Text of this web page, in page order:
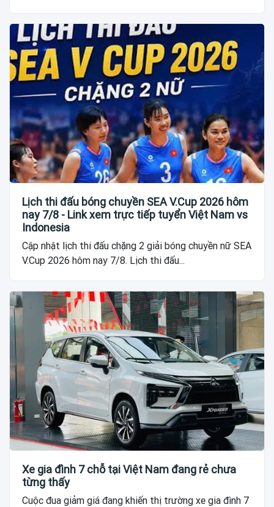
Lịch thi đấu bóng chuyền SEA V.Cup 2026 hôm
nay 7/8 - Link xem trực tiếp tuyển Việt Nam vs
Indonesia
Cập nhật lịch thi đấu chặng 2 giải bóng chuyền nữ SEA
V.Cup 2026 hôm nay 7/8. Lịch thi đấu...
Xe gia đình 7 chỗ tại Việt Nam đang rẻ chưa
từng thấy
Cuộc đua giảm giá đang khiến thị trường xe gia đình 7